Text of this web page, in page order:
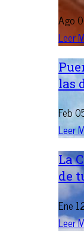
Ago
Leer
las
Feb
Leer
La
de
Ene
Leer